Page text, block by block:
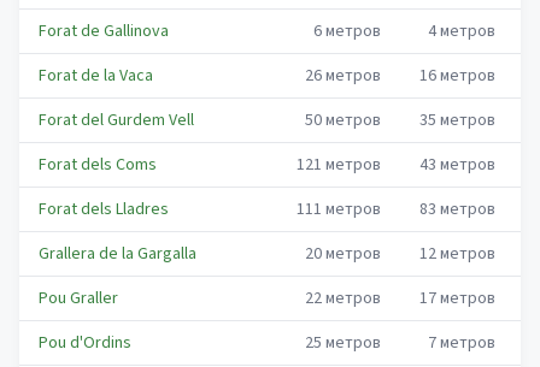
Forat de Gallinova
6метров 4метров
Forat de la Vaca
26метров 16метров
Forat del Gurdem Vell
50метров 35 метров
Forat dels Coms
121 метров 43 метров
Forat dels Lladres
111 метров 83 метров
Grallera de la Gargalla
20метров 12метров
Pou Graller
22метров 17метров
Pou d'Ordins
25 метров 7метров